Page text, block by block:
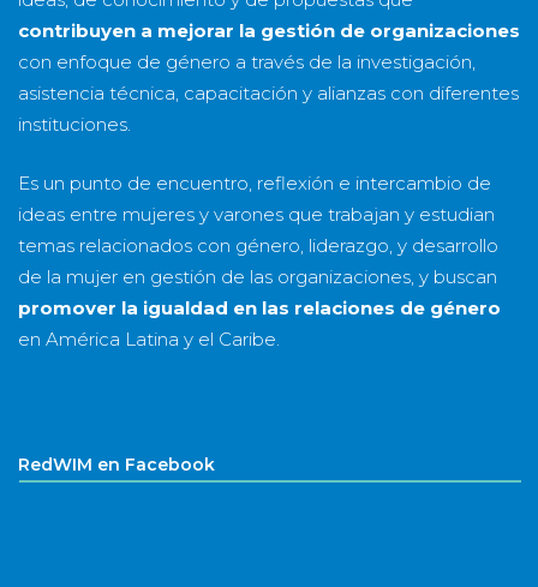
contribuyen a mejorar la gestión de organizaciones
con enfoque de género a través de la investigación,
asistencia técnica, capacitación y alianzas con diferentes
instituciones.
Es un punto de encuentro, reflexión e intercambio de
ideas entre mujeres y varones que trabajan y estudian
temas relacionados con género, liderazgo, y desarrollo
de la mujer en gestión de las organizaciones, y buscan
promover la igualdad en las relaciones de género
en América Latina y el Caribe.
RedWIM en Facebook